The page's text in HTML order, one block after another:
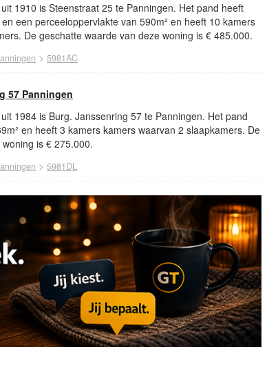
1910 is Steenstraat 25 te Panningen. Het pand heeft
een perceeloppervlakte van 590m² en heeft 10 kamers
De geschatte waarde van deze woning is € 485.000.
> 5981AC
57 Panningen
1984 is Burg. Janssenring 57 te Panningen. Het pand
en heeft 3 kamers kamers waarvan 2 slaapkamers. De
is € 275.000.
> 5981DL